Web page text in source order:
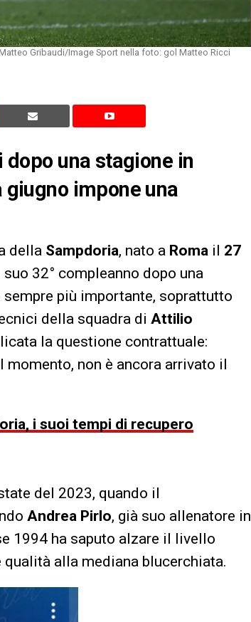
Gribaudi/Image Sport nella foto: gol Matteo Ricci
dopo una stagione in
impone una
della Sampdoria, nato a Roma il 27
32° compleanno dopo una
più importante, soprattutto
della squadra di Attilio
la questione contrattuale:
momento, non è ancora arrivato il
i suoi tempi di recupero
del 2023, quando il
Andrea Pirlo, già suo allenatore in
1994 ha saputo alzare il livello
alla mediana blucerchiata.